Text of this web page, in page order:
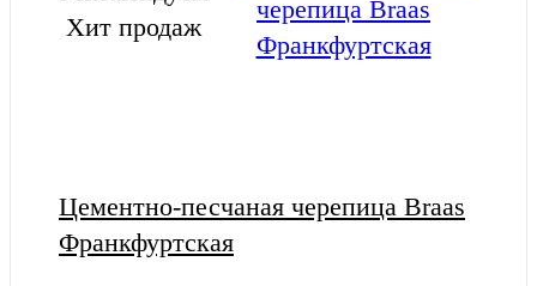
Хит продаж
Цементно-песчаная черепица Braas
Франкфуртская